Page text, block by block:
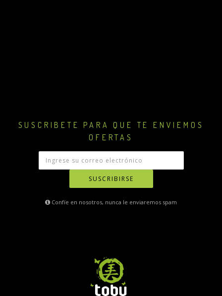
SUSCRIBETE PARA QUE TE ENVIEMOS
OFERTAS
SUSCRIBIRSE
Confíe en nosotros, nunca le enviaremos spam